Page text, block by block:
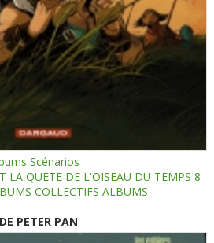
Scénarios
LA QUETE DE L'OISEAU DU TEMPS 8
COLLECTIFS ALBUMS
PETER PAN